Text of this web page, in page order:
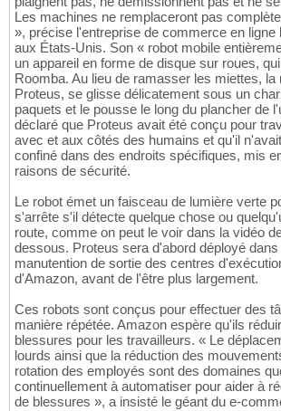
Les machines ne remplaceront pas
», précise l'entreprise de commerce en ligne
aux États-Unis. Son « robot mobile
un appareil en forme de disque sur roues,
Roomba. Au lieu de ramasser les miettes, la
Proteus, se glisse délicatement sous un
paquets et le pousse le long du plancher de
déclaré que Proteus avait été conçu pour
avec et aux côtés des humains et qu'il
confiné dans des endroits spécifiques, mis
raisons de sécurité.
Le robot émet un faisceau de lumière verte
s'arrête s'il détecte quelque chose ou
route, comme on peut le voir dans la vidéo
dessous. Proteus sera d'abord déployé
manutention de sortie des centres
d'Amazon, avant de l'être plus largement.
Ces robots sont conçus pour effectuer des
manière répétée. Amazon espère qu'ils
blessures pour les travailleurs. « Le
lourds ainsi que la réduction des
rotation des employés sont des domaines
continuellement à automatiser pour aider à
de blessures », a insisté le géant du e-